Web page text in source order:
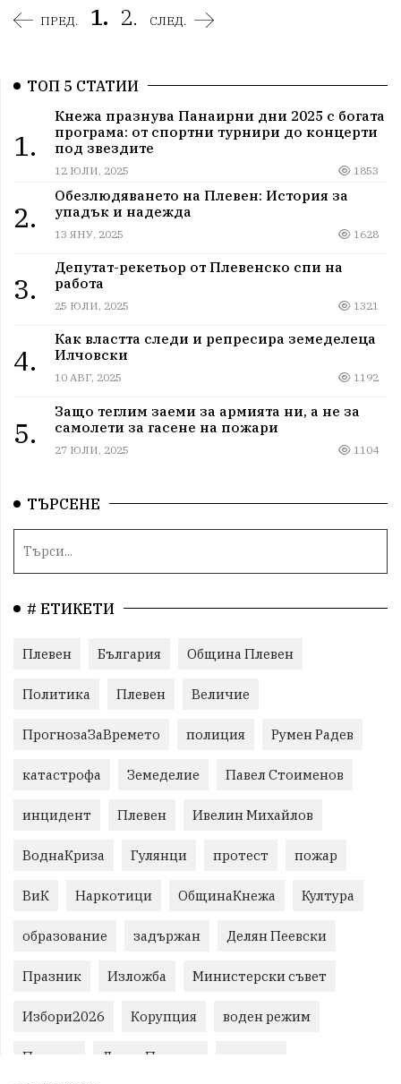
ПРЕД. 1. 2. СЛЕД.
ТОП 5 СТАТИИ
1.
Кнежа празнува Панаирни дни 2025 с богата
програма: от спортни турнири до концерти
под звездите
12 ЮЛИ, 2025 1853
2.
Обезлюдяването на Плевен: История за
упадък и надежда
13 ЯНУ, 2025 1628
3.
Депутат-рекетьор от Плевенско спи на
работа
25 ЮЛИ, 2025 1321
4.
Как властта следи и репресира земеделеца
Илчовски
10 АВГ, 2025 1192
5.
Защо теглим заеми за армията ни, а не за
самолети за гасене на пожари
27 ЮЛИ, 2025 1104
ТЪРСЕНЕ
# ЕТИКЕТИ
Плевен България Община Плевен
Политика Плевен Величие
ПрогнозаЗаВремето полиция Румен Радев
катастрофа Земеделие Павел Стоименов
инцидент Плевен Ивелин Михайлов
ВоднаКриза Гулянци протест пожар
ВиК Наркотици ОбщинаКнежа Култура
образование задържан Делян Пеевски
Празник Изложба Министерски съвет
Избори2026 Корупция воден режим
Пожари ЛетниПожари